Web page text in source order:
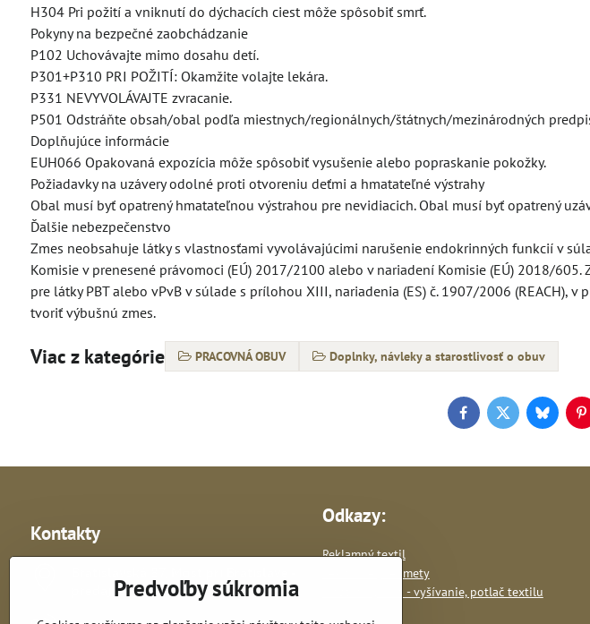
H304 Pri požití a vniknutí do dýchacích ciest môže spôsobiť smrť.
Pokyny na bezpečné zaobchádzanie
P102 Uchovávajte mimo dosahu detí.
P301+P310 PRI POŽITÍ: Okamžite volajte lekára.
P331 NEVYVOLÁVAJTE zvracanie.
P501 Odstráňte obsah/obal podľa miestnych/regionálnych/štátnych/mezinárodných
Doplňujúce informácie
EUH066 Opakovaná expozícia môže spôsobiť vysušenie alebo popraskanie pokožky.
Požiadavky na uzávery odolné proti otvoreniu deťmi a hmatateľné výstrahy
Obal musí byť opatrený hmatateľnou výstrahou pre nevidiacich. Obal musí byť opatrený
Ďalšie nebezpečenstvo
Zmes neobsahuje látky s vlastnosťami vyvolávajúcimi narušenie endokrinných funkcií v
Komisie v prenesené právomoci (EÚ) 2017/2100 alebo v nariadení Komisie (EÚ) 2018/
pre látky PBT alebo vPvB v súlade s prílohou XIII, nariadenia (ES) č. 1907/2006 (REACH), v
tvoriť výbušnú zmes.
Viac z kategórie PRACOVNÁ OBUV Doplnky, návleky a starostlivosť o obuv
FacebookTwitterBluesky
Kontakty
predajňa
Odkazy:
Reklamný textil
Reklamné predmety
Vlastná výroba - vyšívanie, potlač textilu
Predvoľby súkromia